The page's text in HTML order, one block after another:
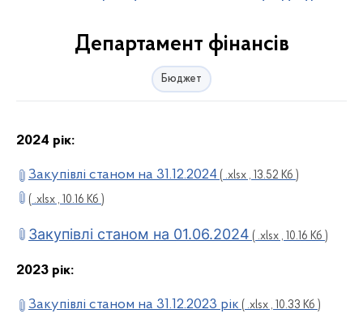
Департамент фінансів
Бюджет
2024 рік:
Закупівлі станом на 31.12.2024 ( .xlsx , 13.52 Кб )
( .xlsx , 10.16 Кб )
Закупівлі станом на 01.06.2024 ( .xlsx , 10.16 Кб )
2023 рік:
Закупівлі станом на 31.12.2023 рік ( .xlsx , 10.33 Кб )